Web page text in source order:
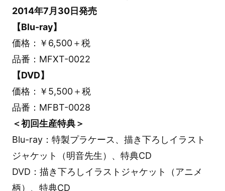
2014年7月30日発売
【Blu-ray】
価格：￥6,500＋税
品番：MFXT-0022
【DVD】
価格：￥5,500＋税
品番：MFBT-0028
＜初回生産特典＞
Blu-ray：特製プラケース、描き下ろしイラスト
ジャケット（明音先生）、特典CD
DVD：描き下ろしイラストジャケット（アニメ
柄）、特典CD